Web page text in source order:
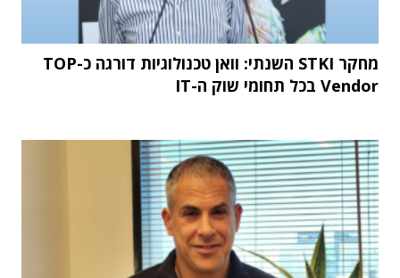
מחקר STKI השנתי: וואן טכנולוגיות דורגה כ-TOP
Vendor בכל תחומי שוק ה-IT